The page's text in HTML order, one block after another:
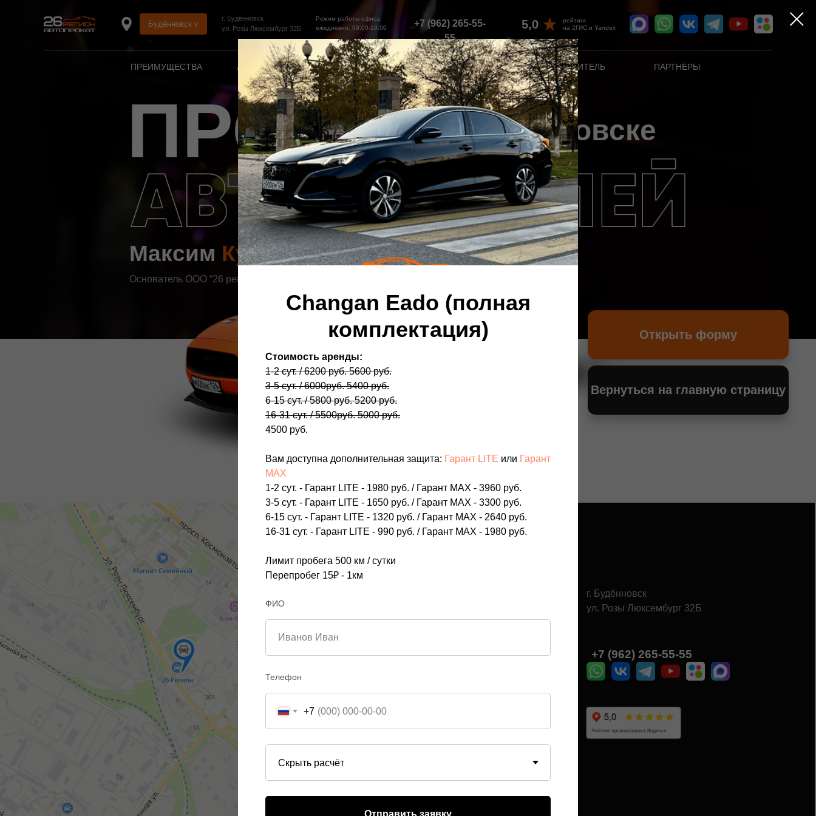
ПРОКАТ
Открыть форму
Вернуться на главную страницу
в Будённовске
Максим Кулагин
Основатель ООО “26 регион”
АВТОПАРК
НАША
МИССИЯ
ПУТЕВОДИТЕЛЬ
УСЛОВИЯ
АРЕНДЫ
ПРЕИМУЩЕСТВА
г. Будённовск
ул. Розы Люксембург 32Б
Режим работы офиса:
ежедневно, 09:00-19:00
Будённовск v
ПАРТНЁРЫ
5,0
рейтинг
на 2ГИС и Yandex
+7 (962) 265-55-
55‬
г. Будённовск
ул. Розы Люксембург 32Б
ООО 26 РЕГИОН
ИНН 2624801630
НАША МИССИЯ
ПАРТНЁРЫ
+7 (962) 265-55-55‬
Changan Eado (полная
комплектация)
Стоимость аренды:
1-2 сут. / 6200 руб. 5600 руб.
3-5 сут. / 6000руб. 5400 руб.
6-15 сут. / 5800 руб. 5200 руб.
16-31 сут. / 5500руб. 5000 руб.
4500 руб.
Вам доступна дополнительная защита: Гарант LITE или Гарант
MAX
1-2 сут. - Гарант LITE - 1980 руб. / Гарант MAX - 3960 руб.
3-5 сут. - Гарант LITE - 1650 руб. / Гарант MAX - 3300 руб.
6-15 сут. - Гарант LITE - 1320 руб. / Гарант MAX - 2640 руб.
16-31 сут. - Гарант LITE - 990 руб. / Гарант MAX - 1980 руб.
Лимит пробега 500 км / сутки
Перепробег 15₽ - 1км
ФИО
Телефон
+7